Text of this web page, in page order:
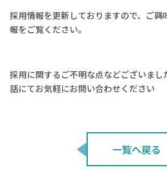
採用情報を更新しておりますので、ご興
報をご覧ください。
採用に関するご不明な点などございま
話にてお気軽にお問い合わせください
一覧へ戻る